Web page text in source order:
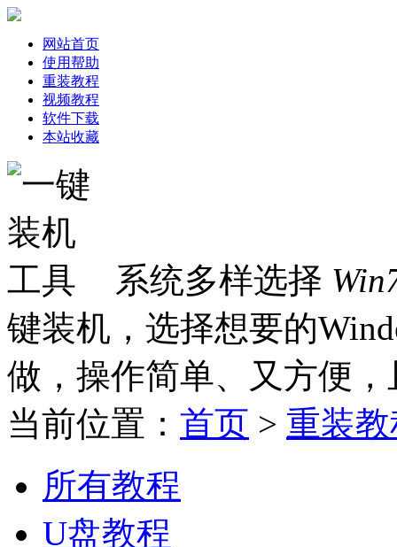
网站首页
使用帮助
重装教程
视频教程
软件下载
本站收藏
系统多样选择
键装机，选择想要的
做，操作简单、又方便
当前位置： 首页 > 重装
所有教程
U盘教程